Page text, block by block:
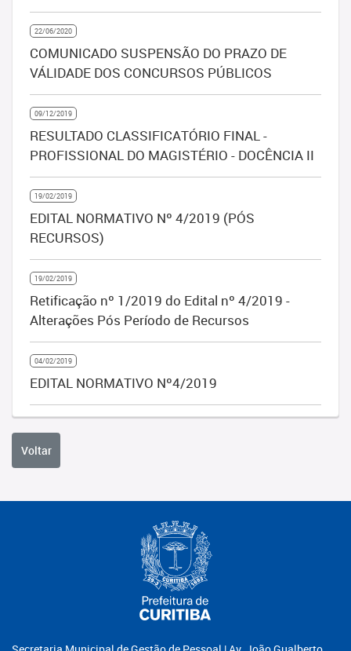
22/06/2020
COMUNICADO SUSPENSÃO DO PRAZO DE
VÁLIDADE DOS CONCURSOS PÚBLICOS
09/12/2019
RESULTADO CLASSIFICATÓRIO FINAL -
PROFISSIONAL DO MAGISTÉRIO - DOCÊNCIA II
19/02/2019
EDITAL NORMATIVO Nº 4/2019 (PÓS
RECURSOS)
19/02/2019
Retificação nº 1/2019 do Edital nº 4/2019 -
Alterações Pós Período de Recursos
04/02/2019
EDITAL NORMATIVO Nº4/2019
Voltar